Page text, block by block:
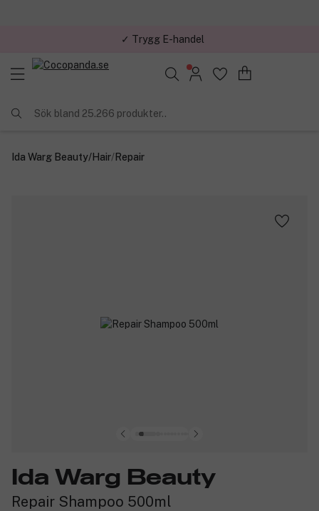
✓ Trygg E-handel
Sök bland 25.266 produkter..
Ida Warg Beauty/Hair/Repair
Ida Warg Beauty
Repair Shampoo 500ml